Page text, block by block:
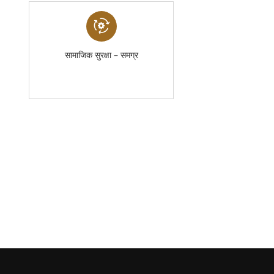
सामाजिक सुरक्षा – समग्र